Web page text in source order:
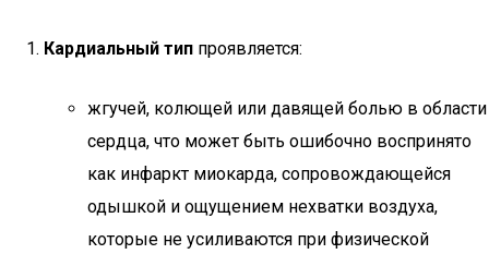
Кардиальный тип проявляется:
жгучей, колющей или давящей болью в области
сердца, что может быть ошибочно воспринято
как инфаркт миокарда, сопровождающейся
одышкой и ощущением нехватки воздуха,
которые не усиливаются при физической